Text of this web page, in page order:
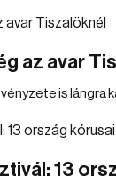
az avar
is lángra
13